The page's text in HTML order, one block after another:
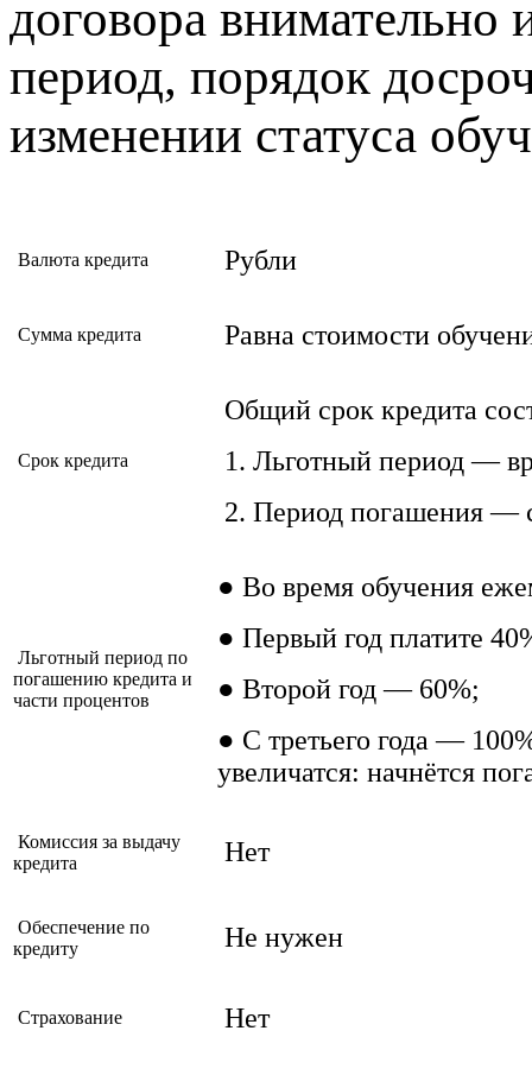
договора внимательно
период, порядок
изменении статуса
Валюта кредита Рубли
Cумма кредита Равна стоимости
Срок кредита
Общий срок кредита
1. Льготный период —
2. Период погашения —
Льготный период по
погашению кредита и
части процентов
● Во время обучения
● Первый год платите
● Второй год — 60%;
● С третьего года —
увеличатся: начнётся
Комиссия за выдачу
кредита
Нет
Обеспечение по
кредиту
Не нужен
Страхование Нет